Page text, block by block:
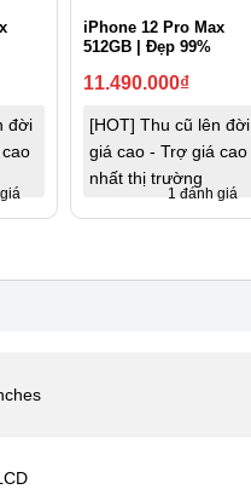
đời
iPhone 12 Pro Max
512GB | Đẹp 99%
11.490.000₫
[HOT] Thu cũ lên đời
giá cao - Trợ giá cao
nhất thị trường
1 đánh giá